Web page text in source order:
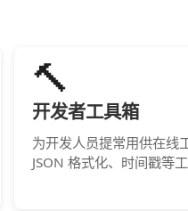
🔨
开发者工具箱
为开发人员提常用供在线
JSON 格式化、时间戳等工